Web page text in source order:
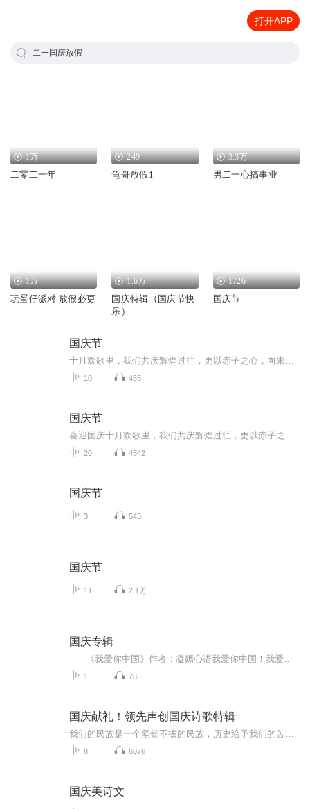
打开APP
二一国庆放假
1万
二零二一年
249
龟哥放假1
3.3万
男二一心搞事业
1万
玩蛋仔派对 放假必更
1.6万
国庆特辑（国庆节快
乐）
1726
国庆节
国庆节
10 465
国庆节
20 4542
国庆节
3 543
国庆节
11 2.1万
国庆专辑
1 78
国庆献礼！领先声创国庆诗歌特辑
8 6076
国庆美诗文